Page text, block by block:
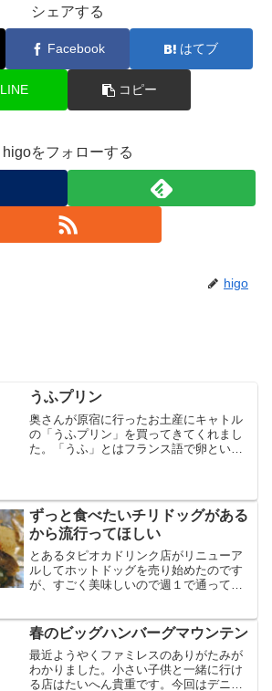
シェアする
Facebook はてブ
LINE コピー
higoをフォローする
higo
うふプリン
奥さんが原宿に行ったお土産にキャトル
の「うふプリン」を買ってきてくれまし
た。「うふ」とはフランス語で卵という
ちゃんとカラメルソースが入...
ずっと食べたいチリドッグがある
から流行ってほしい
とあるタピオカドリンク店がリニューア
ルしてホットドッグを売り始めたのです
が、すごく美味しいので週１で通ってま
春のビッグハンバーグマウンテン
最近ようやくファミレスのありがたみが
わかりました。小さい子供と一緒に行け
る店はたいへん貴重です。今回はデニー